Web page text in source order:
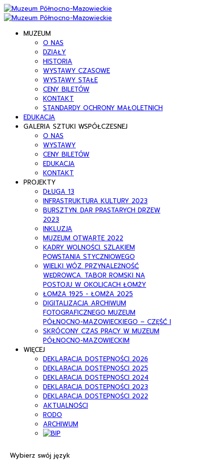
MUZEUM
O NAS
DZIAŁY
HISTORIA
WYSTAWY CZASOWE
WYSTAWY STAŁE
CENY BILETÓW
KONTAKT
STANDARDY OCHRONY MAŁOLETNICH
EDUKACJA
GALERIA SZTUKI WSPÓŁCZESNEJ
O NAS
WYSTAWY
CENY BILETÓW
EDUKACJA
KONTAKT
PROJEKTY
DŁUGA 13
INFRASTRUKTURA KULTURY 2023
BURSZTYN. DAR PRASTARYCH DRZEW
2023
INKLUZJA
MUZEUM OTWARTE 2022
KADRY WOLNOŚCI. SZLAKIEM
POWSTANIA STYCZNIOWEGO
WIELKI WÓZ. PRZYNALEŻNOŚĆ
WĘDROWCA. TABOR ROMSKI NA
POSTOJU W OKOLICACH ŁOMŻY
ŁOMŻA 1925 - ŁOMŻA 2025
DIGITALIZACJA ARCHIWUM
FOTOGRAFICZNEGO MUZEUM
PÓŁNOCNO-MAZOWIECKIEGO – CZĘŚĆ I
SKRÓCONY CZAS PRACY W MUZEUM
PÓŁNOCNO-MAZOWIECKIM
WIĘCEJ
DEKLARACJA DOSTEPNOŚCI 2026
DEKLARACJA DOSTEPNOŚCI 2025
DEKLARACJA DOSTEPNOŚCI 2024
DEKLARACJA DOSTEPNOŚCI 2023
DEKLARACJA DOSTEPNOŚCI 2022
AKTUALNOŚCI
RODO
ARCHIWUM
Wybierz swój język